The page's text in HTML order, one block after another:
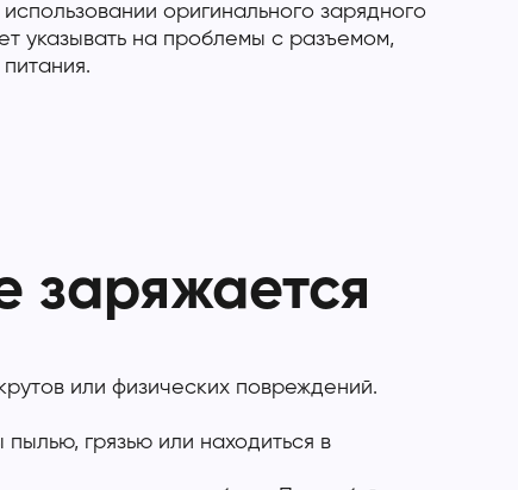
оригинального зарядного
указывать на проблемы с разъемом,
заряжается
или физических повреждений.
грязью или находиться в